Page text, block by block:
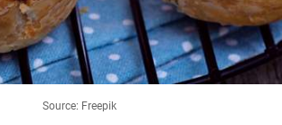
Source: Freepik